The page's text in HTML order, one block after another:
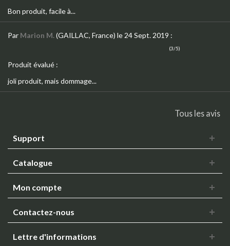
Bon produit, facile à...
Par Marion M.(GAILLAC, France) le 24 Sept. 2019 :
(3/5)
Produit évalué :
joli produit, mais dommage...
Tous les avis
Support
Catalogue
Mon compte
Contactez-nous
Lettre d'informations